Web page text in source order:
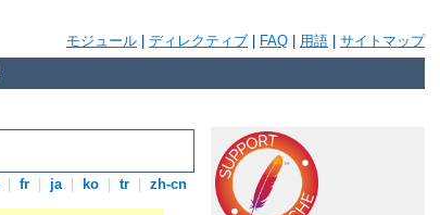
モジュール ディレクティブ FAQ 用語 サイトマップ
fr ja ko tr zh-cn